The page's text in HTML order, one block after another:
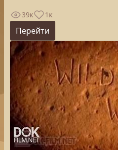
39к 1к
Перейти